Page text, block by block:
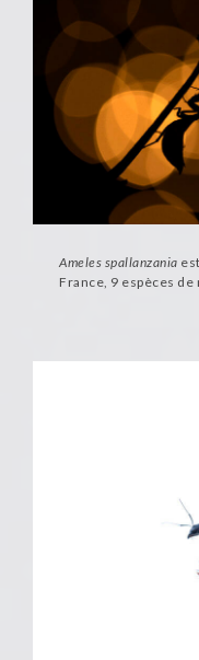
Ameles spallanzania
France, 9 espèces